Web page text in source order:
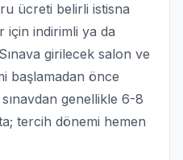
ücreti belirli istisna
için indirimli ya da
girilecek salon ve
başlamadan önce
genellikle 6-8
tercih dönemi hemen